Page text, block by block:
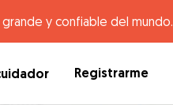
y confiable del mundo.
Registrarme